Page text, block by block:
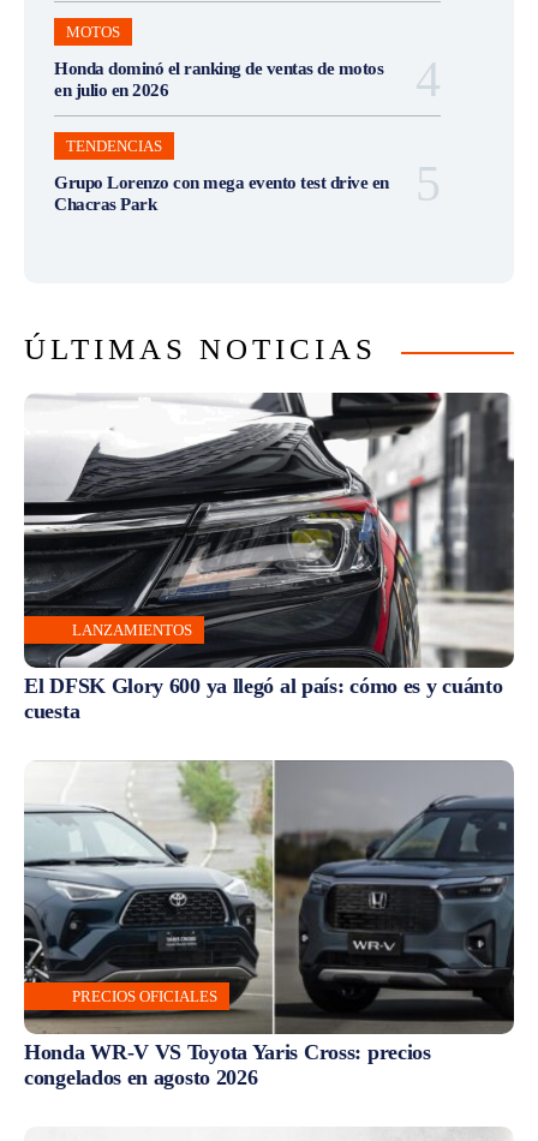
MOTOS
Honda dominó el ranking de ventas de motos
en julio en 2026
TENDENCIAS
Grupo Lorenzo con mega evento test drive en
Chacras Park
ÚLTIMAS NOTICIAS
LANZAMIENTOS
El DFSK Glory 600 ya llegó al país: cómo es y cuánto
cuesta
PRECIOS OFICIALES
Honda WR-V VS Toyota Yaris Cross: precios
congelados en agosto 2026